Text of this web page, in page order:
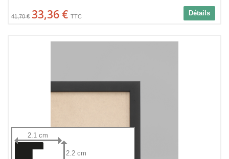
Détails
41,70 € 33,36 € TTC
2.1 cm
2.2 cm